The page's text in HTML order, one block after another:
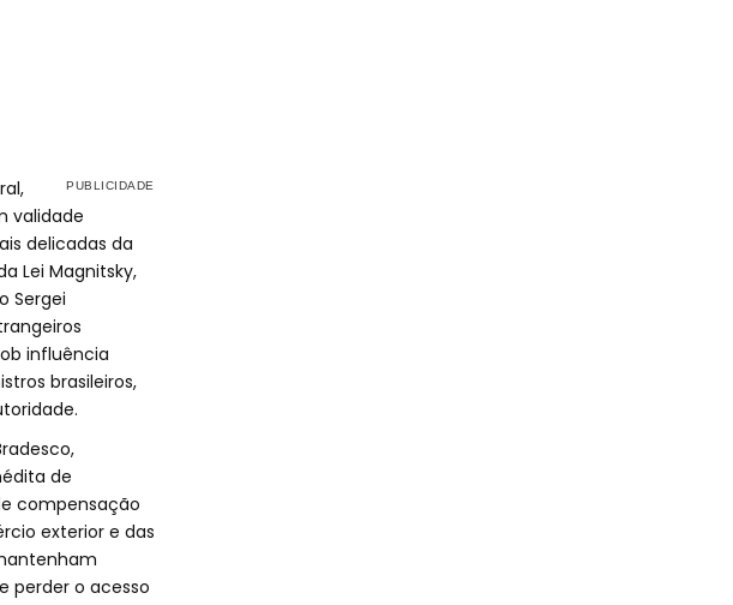
validade
delicadas da
Lei Magnitsky,
Sergei
influência
brasileiros,
de
compensação
exterior e das
perder o acesso